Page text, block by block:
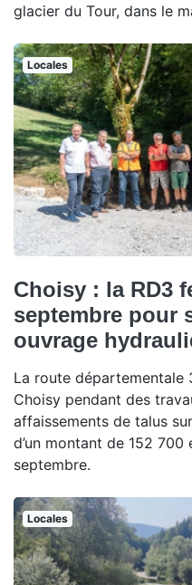
glacier du Tour, dans le
Locales
Choisy : la RD3
septembre pour
ouvrage
La route départementale
Choisy pendant des
affaissements de talus
d’un montant de 152 700
septembre.
Locales